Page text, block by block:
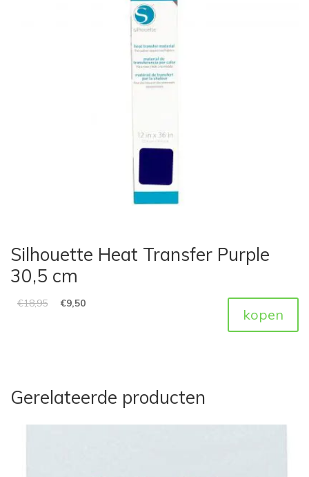
Silhouette Heat Transfer Purple
30,5 cm
€18,95 €9,50
kopen
Gerelateerde producten